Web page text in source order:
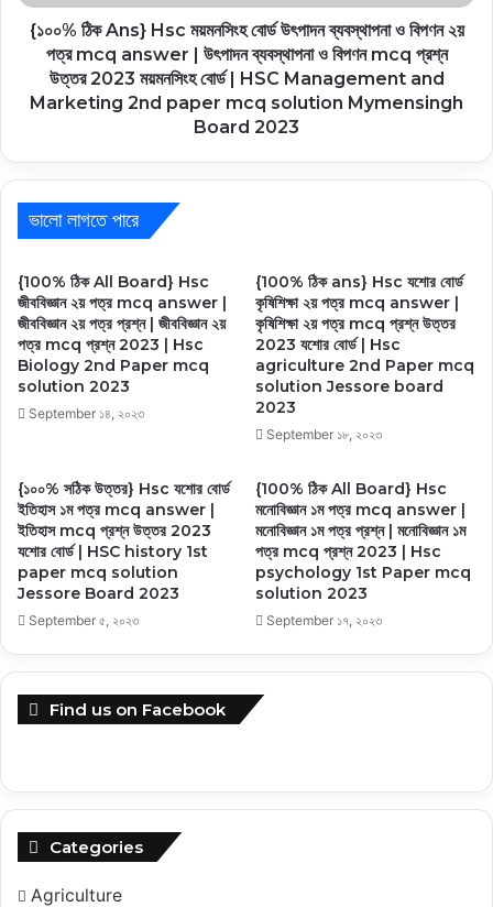
{১০০% ঠিক Ans} Hsc ময়মনসিংহ বোর্ড উৎপাদন ব্যবস্থাপনা ও বিপণন ২য়
পত্র mcq answer | উৎপাদন ব্যবস্থাপনা ও বিপণন mcq প্রশ্ন
উত্তর 2023 ময়মনসিংহ বোর্ড | HSC Management and
Marketing 2nd paper mcq solution Mymensingh
Board 2023
ভালো লাগতে পারে
{100% ঠিক All Board} Hsc
জীববিজ্ঞান ২য় পত্র mcq answer |
জীববিজ্ঞান ২য় পত্র প্রশ্ন | জীববিজ্ঞান ২য়
পত্র mcq প্রশ্ন 2023 | Hsc
Biology 2nd Paper mcq
solution 2023
September ১৪, ২০২৩
{100% ঠিক ans} Hsc যশোর বোর্ড
কৃষিশিক্ষা ২য় পত্র mcq answer |
কৃষিশিক্ষা ২য় পত্র mcq প্রশ্ন উত্তর
2023 যশোর বোর্ড | Hsc
agriculture 2nd Paper mcq
solution Jessore board
2023
September ১৮, ২০২৩
{১০০% সঠিক উত্তর} Hsc যশোর বোর্ড
ইতিহাস ১ম পত্র mcq answer |
ইতিহাস mcq প্রশ্ন উত্তর 2023
যশোর বোর্ড | HSC history 1st
paper mcq solution
Jessore Board 2023
September ৫, ২০২৩
{100% ঠিক All Board} Hsc
মনোবিজ্ঞান ১ম পত্র mcq answer |
মনোবিজ্ঞান ১ম পত্র প্রশ্ন | মনোবিজ্ঞান ১ম
পত্র mcq প্রশ্ন 2023 | Hsc
psychology 1st Paper mcq
solution 2023
September ১৭, ২০২৩
Find us on Facebook
Categories
Agriculture